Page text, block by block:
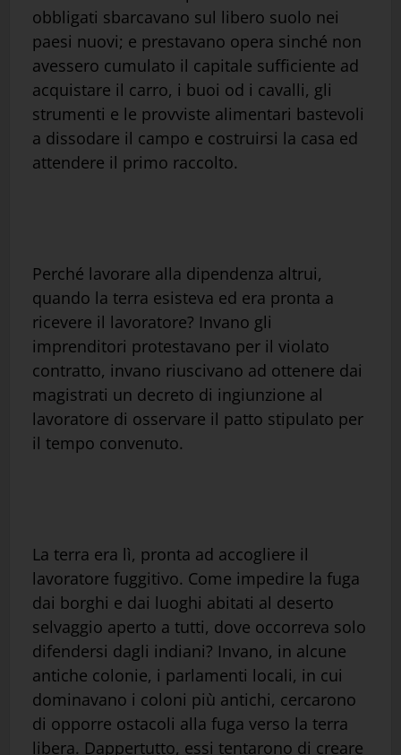
obbligati sbarcavano sul libero suolo nei
paesi nuovi; e prestavano opera sinché non
avessero cumulato il capitale sufficiente ad
acquistare il carro, i buoi od i cavalli, gli
strumenti e le provviste alimentari bastevoli
a dissodare il campo e costruirsi la casa ed
attendere il primo raccolto.
Perché lavorare alla dipendenza altrui,
quando la terra esisteva ed era pronta a
ricevere il lavoratore? Invano gli
imprenditori protestavano per il violato
contratto, invano riuscivano ad ottenere dai
magistrati un decreto di ingiunzione al
lavoratore di osservare il patto stipulato per
il tempo convenuto.
La terra era lì, pronta ad accogliere il
lavoratore fuggitivo. Come impedire la fuga
dai borghi e dai luoghi abitati al deserto
selvaggio aperto a tutti, dove occorreva solo
difendersi dagli indiani? Invano, in alcune
antiche colonie, i parlamenti locali, in cui
dominavano i coloni più antichi, cercarono
di opporre ostacoli alla fuga verso la terra
libera. Dappertutto, essi tentarono di creare